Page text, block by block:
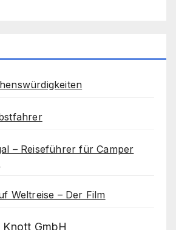
– Reiseführer für Camper
Weltreise – Der Film
GmbH